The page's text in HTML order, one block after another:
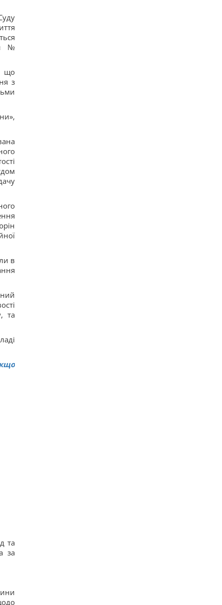
№
що
з
в
та
та
за